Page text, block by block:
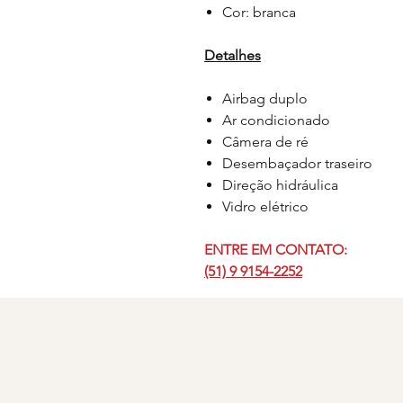
Cor: branca
Detalhes
Airbag duplo
Ar condicionado
Câmera de ré
Desembaçador traseiro
Direção hidráulica
Vidro elétrico
ENTRE EM CONTATO:
(51) 9 9154-2252